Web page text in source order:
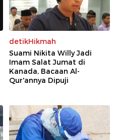
detikHikmah
Suami Nikita Willy Jadi
Imam Salat Jumat di
Kanada, Bacaan Al-
Qur'annya Dipuji